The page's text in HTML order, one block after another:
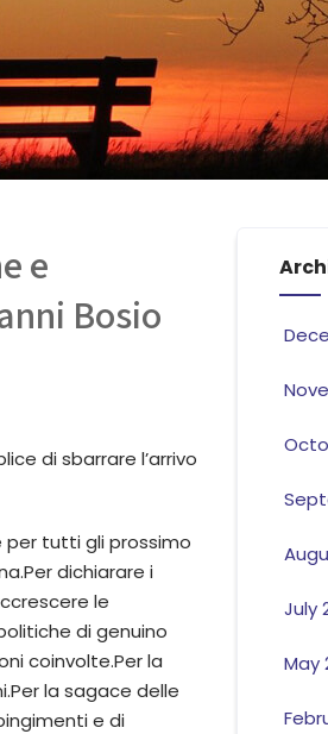
e
Bosio
di sbarrare l’arrivo
per tutti gli prossimo
dichiarare i
le
di genuino
coinvolte.Per la
la sagace delle
e di
July
May